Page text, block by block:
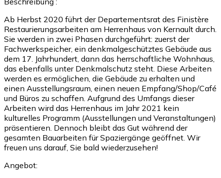
Ab Herbst 2020 führt der Departementsrat des Finistère
Restaurierungsarbeiten am Herrenhaus von Kernault durch.
Sie werden in zwei Phasen durchgeführt: zuerst der
Fachwerkspeicher, ein denkmalgeschütztes Gebäude aus
dem 17. Jahrhundert, dann das herrschaftliche Wohnhaus,
das ebenfalls unter Denkmalschutz steht. Diese Arbeiten
werden es ermöglichen, die Gebäude zu erhalten und
einen Ausstellungsraum, einen neuen Empfang/Shop/Café
und Büros zu schaffen. Aufgrund des Umfangs dieser
Arbeiten wird das Herrenhaus im Jahr 2021 kein
kulturelles Programm (Ausstellungen und Veranstaltungen)
präsentieren. Dennoch bleibt das Gut während der
gesamten Bauarbeiten für Spaziergänge geöffnet. Wir
freuen uns darauf, Sie bald wiederzusehen!
Angebot: